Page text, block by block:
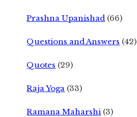
Prashna Upanishad (66)
Questions and Answers (42)
Quotes (29)
Raja Yoga (33)
Ramana Maharshi (3)